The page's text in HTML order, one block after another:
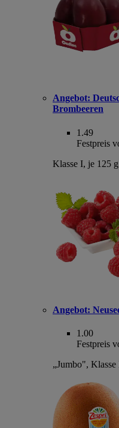
Angebot:
Brombeeren
1.49
Festpreis
Klasse I, je 125
Angebot:
1.00
Festpreis
„Jumbo",